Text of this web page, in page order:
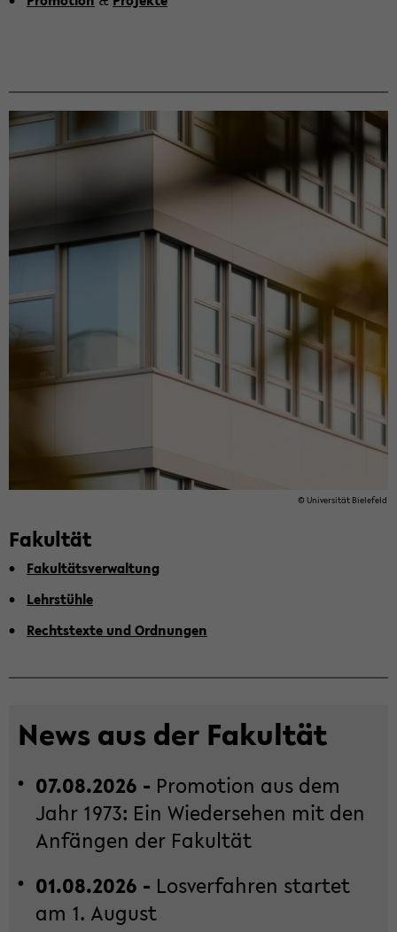
© Uni­ver­si­tät Bie­le­feld
Fa­kul­tät
Fa­kul­täts­ver­wal­tung
Lehr­stüh­le
Rechts­tex­te und Ord­nun­gen
News aus der Fa­kul­tät
07.08.2026 - Pro­mo­ti­on aus dem
Jahr 1973: Ein Wie­der­se­hen mit den
An­fän­gen der Fa­kul­tät
01.08.2026 - Los­ver­fah­ren star­tet
am 1. Au­gust